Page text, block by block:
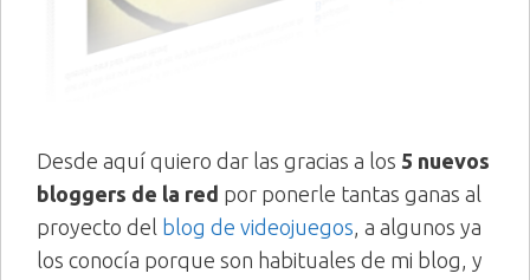
Desde aquí quiero dar las gracias a los 5 nuevos
bloggers de la red por ponerle tantas ganas al
proyecto del blog de videojuegos, a algunos ya
los conocía porque son habituales de mi blog, y